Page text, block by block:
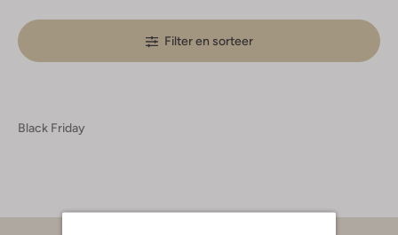
Filter en sorteer
Black Friday